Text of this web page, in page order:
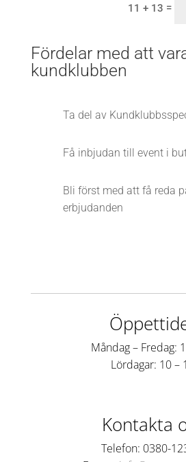
11 + 13 =
Fördelar med att
kundklubben
Ta del av
Få inbjudan till event i
Bli först med att få reda
erbjudanden
Måndag – Fredag:
Lördagar: 10 –
Kontakta
Telefon: 0380-